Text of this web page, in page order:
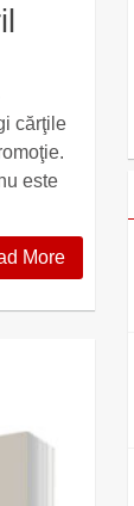
cărţile
este
More